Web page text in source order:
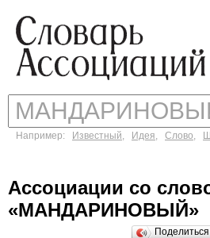
Например: Известный, Идея, Слово,
Ассоциации со
«МАНДАРИНОВЫЙ»